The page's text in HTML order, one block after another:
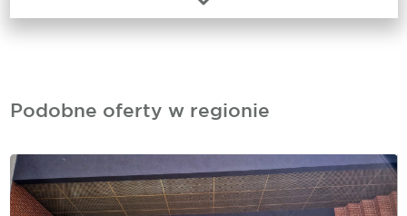
Podobne oferty w regionie